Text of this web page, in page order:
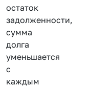
остаток
задолженности,
сумма
долга
уменьшается
с
каждым